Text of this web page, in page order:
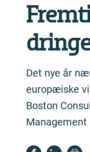
Det nye år
europæiske
Boston
Management